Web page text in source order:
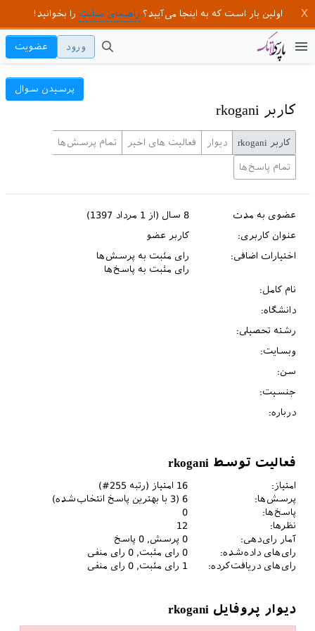
اولین بار است که به اینجا می‌آیید؟ راهنمای سایت را بخوانید!
ورود عضویت
کاربر rkogani
پرسیدن سوال
کاربر rkogani دیوار فعالیت های اخیر تمام پرسش‌ها
تمام پاسخ‌ها
عضوی به مدت
8 سال (از 1 مرداد 1397)
عنوان کاربری:
کاربر عضو
اختیارات اضافی:
رای مثبت به پرسش‌ها
رای مثبت به پاسخ‌ها
نام کامل:
دانشگاه:
رشته تحصیلی:
وبسایت:
سن:
جنسیت:
درباره:
فعالیت توسط rkogani
امتیاز: 16 امتیاز (رتبه 255
#)
پرسش‌ها:
6
(
3 با بهترین پاسخ انتخاب‌شده)
پاسخ‌ها:
0
نظرها:
12
آمار رای‌دهی:
0 پرسش,0 پاسخ
رای‌های داده‌شده:
0 رای مثبت,0 رای منفی
رای‌های دریافت‌کرده:
1 رای مثبت,0 رای منفی
دیوار پروفایل rkogani